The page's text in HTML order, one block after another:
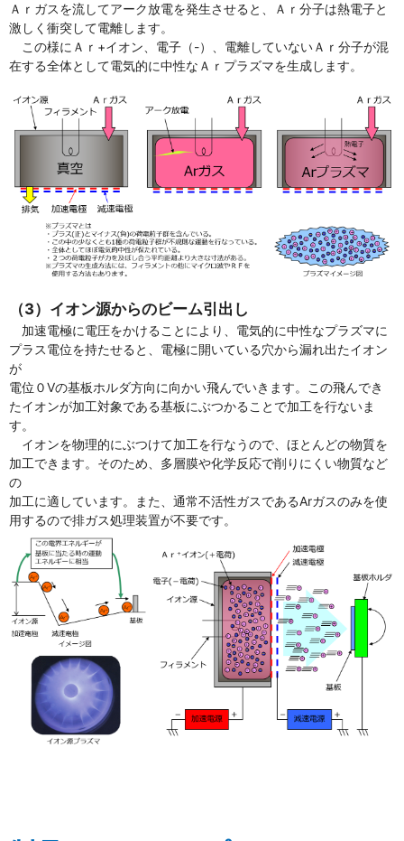
Ａｒガスを流してアーク放電を発生させると、Ａｒ分子は熱電子と
激しく衝突して電離します。
この様にＡｒ+イオン、電子（-）、電離していないＡｒ分子が混
在する全体として電気的に中性なＡｒプラズマを生成します。
（3）イオン源からのビーム引出し
加速電極に電圧をかけることにより、電気的に中性なプラズマに
プラス電位を持たせると、電極に開いている穴から漏れ出たイオン
が
電位０Vの基板ホルダ方向に向かい飛んでいきます。この飛んでき
たイオンが加工対象である基板にぶつかることで加工を行ないま
す。
イオンを物理的にぶつけて加工を行なうので、ほとんどの物質を
加工できます。そのため、多層膜や化学反応で削りにくい物質など
の
加工に適しています。また、通常不活性ガスであるArガスのみを使
用するので排ガス処理装置が不要です。